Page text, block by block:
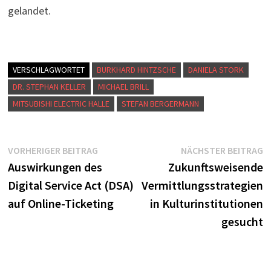
gelandet.
VERSCHLAGWORTET BURKHARD HINTZSCHE
DANIELA STORK
DR. STEPHAN KELLER
MICHAEL BRILL
MITSUBISHI ELECTRIC HALLE
STEFAN BERGERMANN
VORHERIGER BEITRAG
Auswirkungen des
Digital Service Act (DSA)
auf Online-Ticketing
NÄCHSTER BEITRAG
Zukunftsweisende
Vermittlungsstrategien
in Kulturinstitutionen
gesucht